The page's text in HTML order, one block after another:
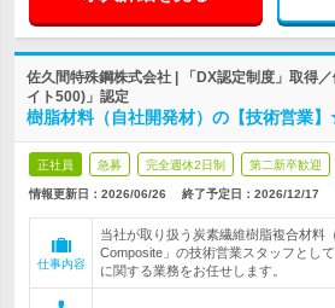
佐久間特殊鋼株式会社 | 「DX認定制度」取得
イト500)」認定
樹脂材料（自社開発材）の【技術営業
正社員 急募 完全週休2日制 第二新卒歓迎
情報更新日：2026/06/26 終了予定日： 2026/12/17
仕事内容
当社が取り扱う炭素繊維樹脂複合材料
Composite」の技術営業スタッフとし
に関する業務をお任せします。